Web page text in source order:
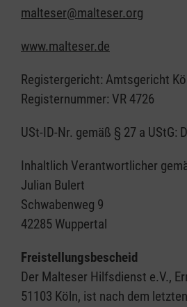
malteser@malteser.org
www.malteser.de
Registergericht: Amtsgericht
Registernummer: VR 4726
USt-ID-Nr. gemäß § 27 a UStG:
Inhaltlich Verantwortlicher
Julian Bulert
Schwabenweg 9
42285 Wuppertal
Freistellungsbescheid
Der Malteser Hilfsdienst e.V.,
51103 Köln, ist nach dem